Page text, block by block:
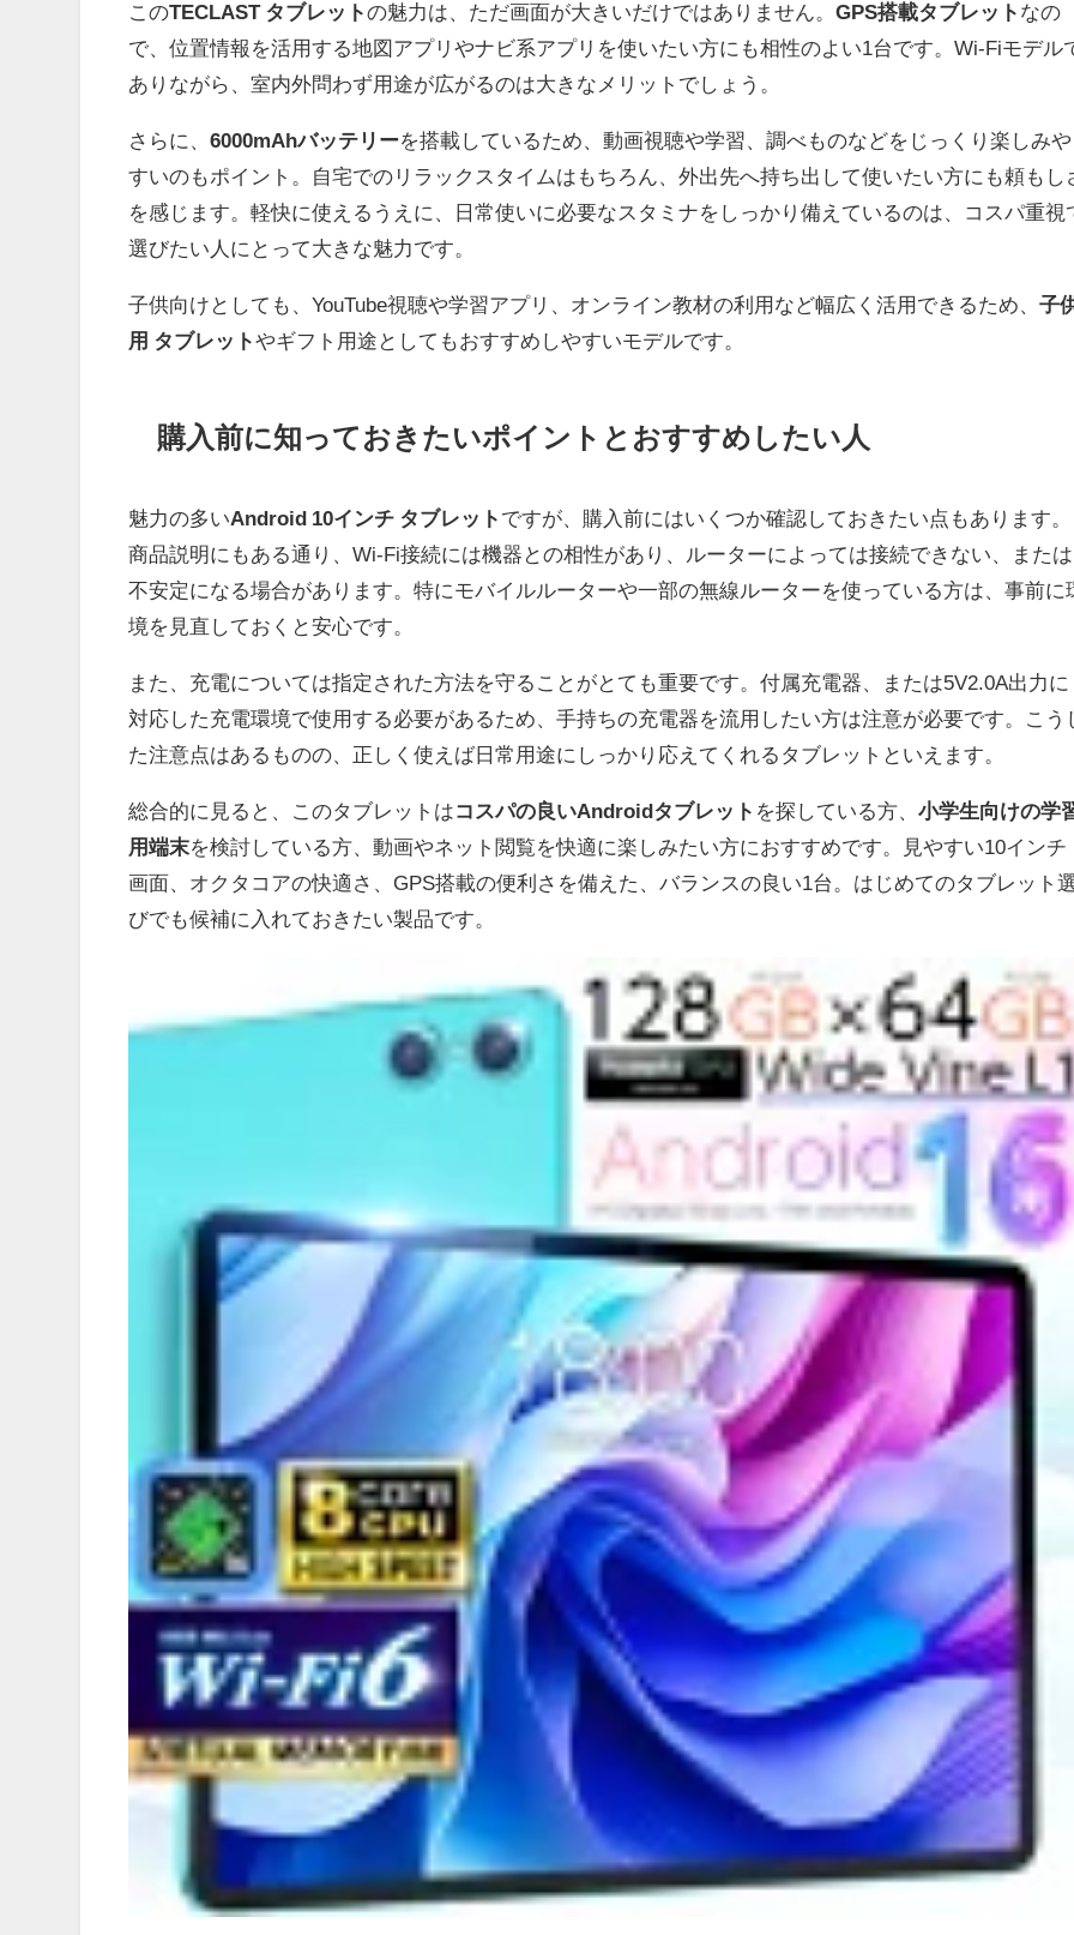
このTECLAST タブレットの魅力は、ただ画面が大きいだけではありません。GPS搭載タブレット なの
で、位置情報を活用する地図アプリやナビ系アプリを使いたい方にも相性のよい1台です。Wi-Fiモデル
ありながら、室内外問わず用途が広がるのは大きなメリットでしょう。
さらに、6000mAhバッテリーを搭載しているため、動画視聴や学習、調べものなどをじっくり楽しみや
すいのもポイント。自宅でのリラックスタイムはもちろん、外出先へ持ち出して使いたい方にも頼もし
を感じます。軽快に使えるうえに、日常使いに必要なスタミナをしっかり備えているのは、コスパ重視
選びたい人にとって大きな魅力です。
子供向けとしても、YouTube視聴や学習アプリ、オンライン教材の利用など幅広く活用できるため、子
用 タブレットやギフト用途としてもおすすめしやすいモデルです。
購入前に知っておきたいポイントとおすすめしたい人
魅力の多いAndroid 10インチ タブレット ですが、購入前にはいくつか確認しておきたい点もあります。
商品説明にもある通り、Wi-Fi接続には機器との相性があり、ルーターによっては接続できない、または
不安定になる場合があります。特にモバイルルーターや一部の無線ルーターを使っている方は、事前に
境を見直しておくと安心です。
また、充電については指定された方法を守ることがとても重要です。付属充電器、または5V2.0A出力に
対応した充電環境で使用する必要があるため、手持ちの充電器を流用したい方は注意が必要です。こう
た注意点はあるものの、正しく使えば日常用途にしっかり応えてくれるタブレットといえます。
総合的に見ると、このタブレットはコスパの良いAndroidタブレット を探している方、小学生向けの学
用端末を検討している方、動画やネット閲覧を快適に楽しみたい方におすすめです。見やすい10インチ
画面、オクタコアの快適さ、GPS搭載の便利さを備えた、バランスの良い1台。はじめてのタブレット
びでも候補に入れておきたい製品です。